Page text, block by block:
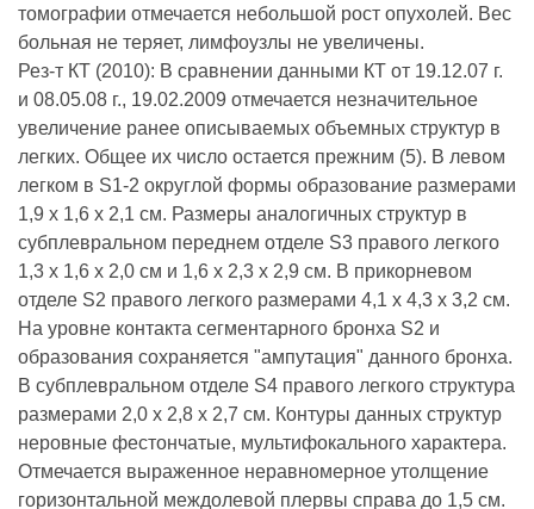
томографии отмечается небольшой рост опухолей. Вес
больная не теряет, лимфоузлы не увеличены.
Рез-т КТ (2010): В сравнении данными КТ от 19.12.07 г.
и 08.05.08 г., 19.02.2009 отмечается незначительное
увеличение ранее описываемых объемных структур в
легких. Общее их число остается прежним (5). В левом
легком в S1-2 округлой формы образование размерами
1,9 х 1,6 х 2,1 см. Размеры аналогичных структур в
субплевральном переднем отделе S3 правого легкого
1,3 х 1,6 х 2,0 см и 1,6 х 2,3 х 2,9 см. В прикорневом
отделе S2 правого легкого размерами 4,1 х 4,3 х 3,2 см.
На уровне контакта сегментарного бронха S2 и
образования сохраняется "ампутация" данного бронха.
В субплевральном отделе S4 правого легкого структура
размерами 2,0 х 2,8 х 2,7 см. Контуры данных структур
неровные фестончатые, мультифокального характера.
Отмечается выраженное неравномерное утолщение
горизонтальной междолевой плервы справа до 1,5 см.